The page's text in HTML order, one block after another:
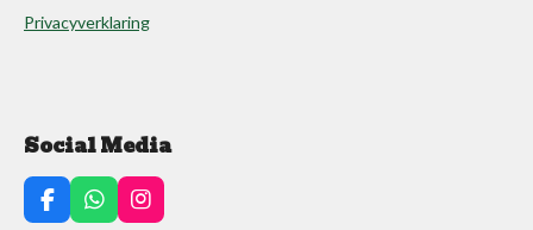
Privacyverklaring
Social Media
F
W
I